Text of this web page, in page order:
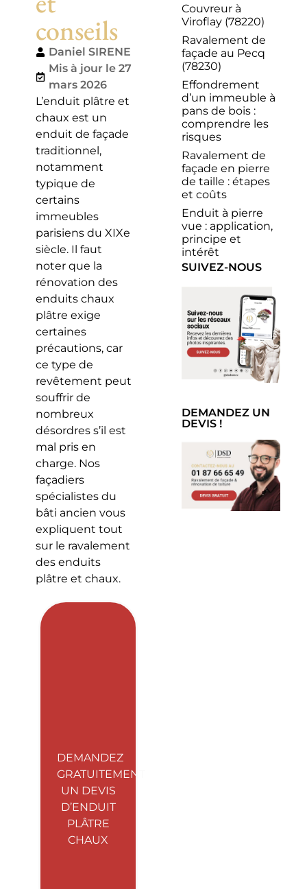
conseils
Daniel SIRENE
Mis à jour le 27
mars 2026
L’enduit plâtre et
chaux est un
enduit de façade
traditionnel,
notamment
typique de
certains
immeubles
parisiens du XIXe
siècle. Il faut
noter que la
rénovation des
enduits chaux
plâtre exige
certaines
précautions, car
ce type de
revêtement peut
souffrir de
nombreux
désordres s’il est
mal pris en
charge. Nos
façadiers
spécialistes du
bâti ancien vous
expliquent tout
sur le ravalement
des enduits
plâtre et chaux.
DEMANDEZ
GRATUITEMENT
UN DEVIS
D’ENDUIT
PLÂTRE
CHAUX
Couvreur à
Viroflay (78220)
Ravalement de
façade au Pecq
(78230)
Effondrement
d’un immeuble à
pans de bois :
comprendre les
risques
Ravalement de
façade en pierre
de taille : étapes
et coûts
Enduit à pierre
vue : application,
principe et
intérêt
SUIVEZ-NOUS
DEMANDEZ UN
DEVIS !